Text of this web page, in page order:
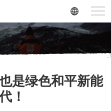
是绿色和平新能
！